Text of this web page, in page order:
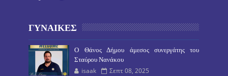
ΓΥΝΑΙΚΕΣ
O Θάνος Δήμου άμεσος συνεργάτης του
Σταύρου Νανάκου
isaak Σεπτ 08, 2025